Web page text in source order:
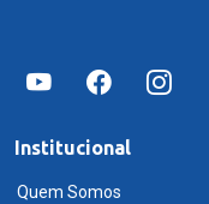
Institucional
Quem Somos